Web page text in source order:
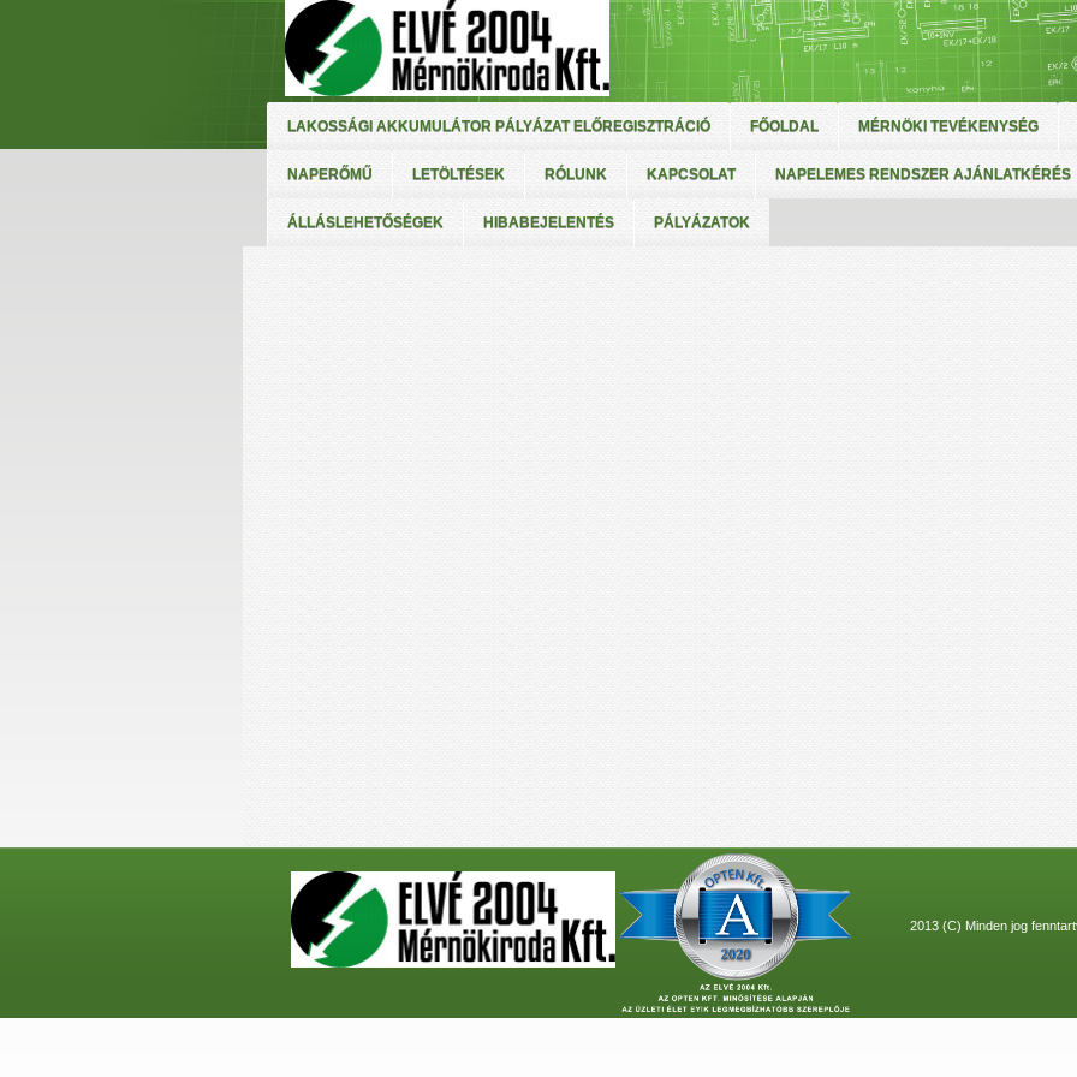
LAKOSSÁGI AKKUMULÁTOR PÁLYÁZAT ELŐREGISZTRÁCIÓ FŐOLDAL MÉRNÖKI TEVÉKENYSÉG
NAPERŐMŰ LETÖLTÉSEK RÓLUNK KAPCSOLAT NAPELEMES RENDSZER AJÁNLATKÉRÉS
ÁLLÁSLEHETŐSÉGEK HIBABEJELENTÉS PÁLYÁZATOK
2013 (C) Minden jog